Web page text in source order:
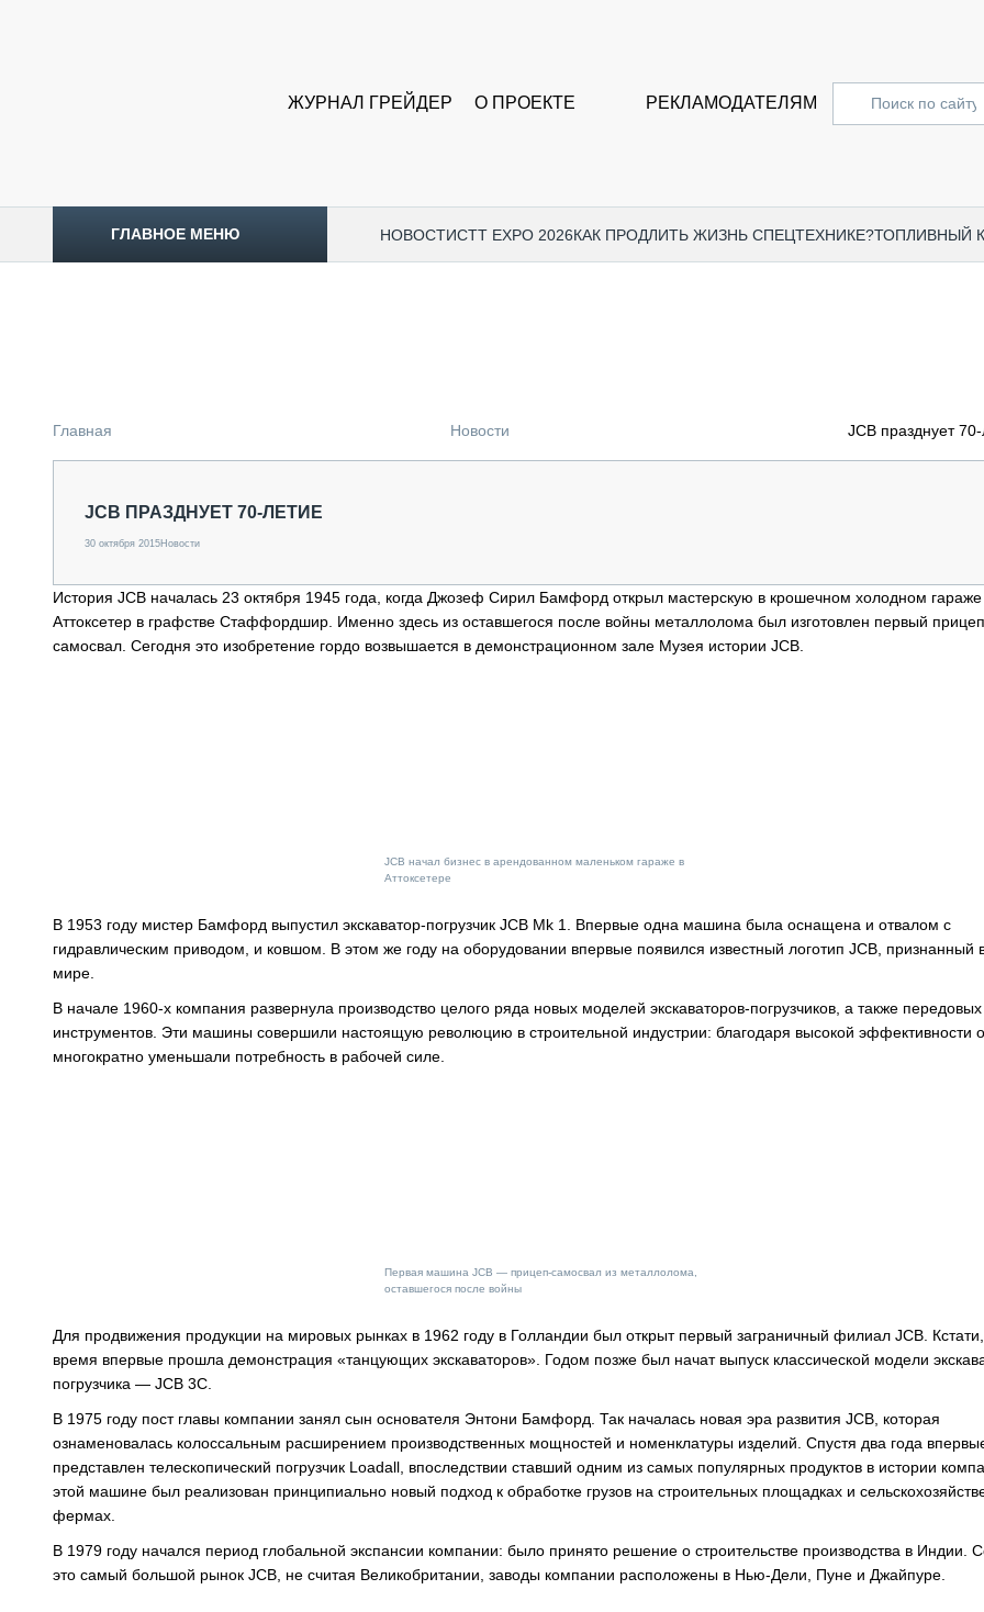
ЖУРНАЛ ГРЕЙДЕР О ПРОЕКТЕ РЕКЛАМОДАТЕЛЯМ
ГЛАВНОЕ МЕНЮ НОВОСТИCTT EXPO 2026КАК ПРОДЛИТЬ ЖИЗНЬ СПЕЦТЕХНИКЕ?ТОПЛИВНЫЙ
ОБЗОР РЫНКА
ТЕХНИКА КРУПНЫМ ПЛАНОМ
ТЕХНОЛОГИИ
ДОРОЖНАЯ ИНДУСТРИЯ
МЕРОПРИЯТИЯ
Главная Новости JCB празднует
JCB ПРАЗДНУЕТ 70-ЛЕТИЕ
30 октября 2015Новости
История JCB началась 23 октября 1945 года, когда Джозеф Сирил Бамфорд открыл мастерскую в крошечном холодном гараже
Аттоксетер в графстве Стаффордшир. Именно здесь из оставшегося после войны металлолома был изготовлен первый
самосвал. Сегодня это изобретение гордо возвышается в демонстрационном зале Музея истории JCB.
JCB начал бизнес в арендованном маленьком гараже в
Аттоксетере
В 1953 году мистер Бамфорд выпустил экскаватор-погрузчик JCB Mk 1. Впервые одна машина была оснащена и отвалом с
гидравлическим приводом, и ковшом. В этом же году на оборудовании впервые появился известный логотип JCB, признанный
мире.
В начале 1960-х компания развернула производство целого ряда новых моделей экскаваторов-погрузчиков, а также передовых
инструментов. Эти машины совершили настоящую революцию в строительной индустрии: благодаря высокой эффективности
многократно уменьшали потребность в рабочей силе.
Первая машина JCB — прицеп-самосвал из металлолома,
оставшегося после войны
Для продвижения продукции на мировых рынках в 1962 году в Голландии был открыт первый заграничный филиал JCB.
время впервые прошла демонстрация «танцующих экскаваторов». Годом позже был начат выпуск классической модели
погрузчика — JCB 3C.
В 1975 году пост главы компании занял сын основателя Энтони Бамфорд. Так началась новая эра развития JCB, которая
ознаменовалась колоссальным расширением производственных мощностей и номенклатуры изделий. Спустя два года
представлен телескопический погрузчик Loadall, впоследствии ставший одним из самых популярных продуктов в истории
этой машине был реализован принципиально новый подход к обработке грузов на строительных площадках и
фермах.
В 1979 году начался период глобальной экспансии компании: было принято решение о строительстве производства в Индии.
это самый большой рынок JCB, не считая Великобритании, заводы компании расположены в Нью-Дели, Пуне и Джайпуре.